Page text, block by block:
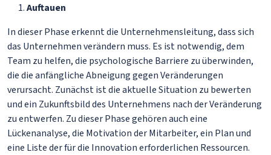
Auftauen
In dieser Phase erkennt die Unternehmensleitung, dass sich
das Unternehmen verändern muss. Es ist notwendig, dem
Team zu helfen, die psychologische Barriere zu überwinden,
die die anfängliche Abneigung gegen Veränderungen
verursacht. Zunächst ist die aktuelle Situation zu bewerten
und ein Zukunftsbild des Unternehmens nach der Veränderung
zu entwerfen. Zu dieser Phase gehören auch eine
Lückenanalyse, die Motivation der Mitarbeiter, ein Plan und
eine Liste der für die Innovation erforderlichen Ressourcen.